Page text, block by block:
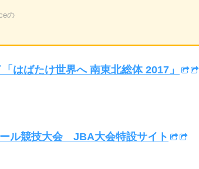
の
はばたけ世界へ 南東北総体 2017」
ル競技大会 JBA大会特設サイト